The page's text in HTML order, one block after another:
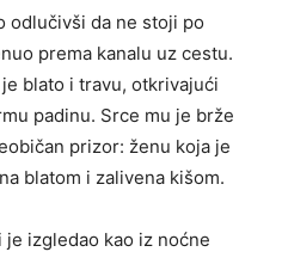
odlučivši da ne stoji po
prema kanalu uz cestu.
blato i travu, otkrivajući
padinu. Srce mu je brže
prizor: ženu koja je
blatom i zalivena kišom.
izgledao kao iz noćne